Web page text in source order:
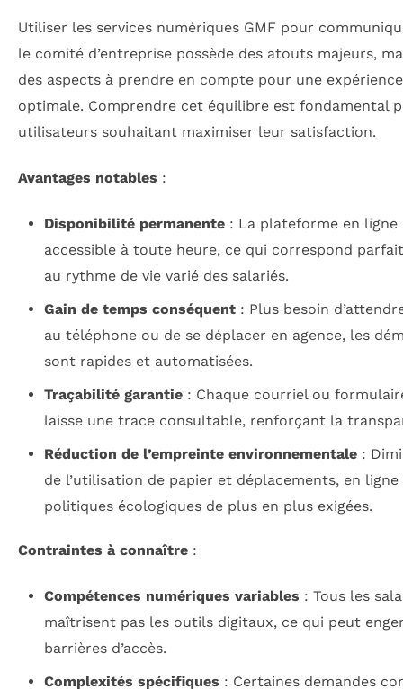
Utiliser les services numériques GMF pour
le comité d’entreprise possède des atouts majeurs,
des aspects à prendre en compte pour une expérience
optimale. Comprendre cet équilibre est fondamental
utilisateurs souhaitant maximiser leur satisfaction.
Avantages notables :
Disponibilité permanente: La plateforme en ligne
accessible à toute heure, ce qui correspond
au rythme de vie varié des salariés.
Gain de temps conséquent: Plus besoin
au téléphone ou de se déplacer en agence, les
sont rapides et automatisées.
Traçabilité garantie: Chaque courriel ou
laisse une trace consultable, renforçant la
Réduction de l’empreinte environnementale:
de l’utilisation de papier et déplacements, en ligne
politiques écologiques de plus en plus exigées.
Contraintes à connaître :
Compétences numériques variables : Tous les
maîtrisent pas les outils digitaux, ce qui peut
barrières d’accès.
Complexités spécifiques : Certaines demandes